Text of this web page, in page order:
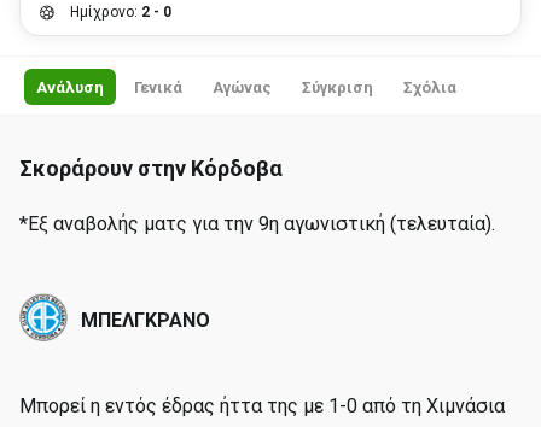
Ημίχρονο: 2 - 0
Ανάλυση Γενικά Αγώνας Σύγκριση Σχόλια
Σκοράρουν στην Κόρδοβα
*Εξ αναβολής ματς για την 9η αγωνιστική (τελευταία).
ΜΠΕΛΓΚΡΑΝΟ
Μπορεί η εντός έδρας ήττα της με 1-0 από τη Χιμνάσια